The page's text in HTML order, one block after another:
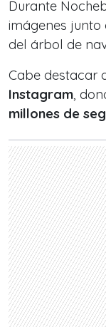
Durante
imágenes
del árbol de
Cabe destacar
Instagram,
millones de